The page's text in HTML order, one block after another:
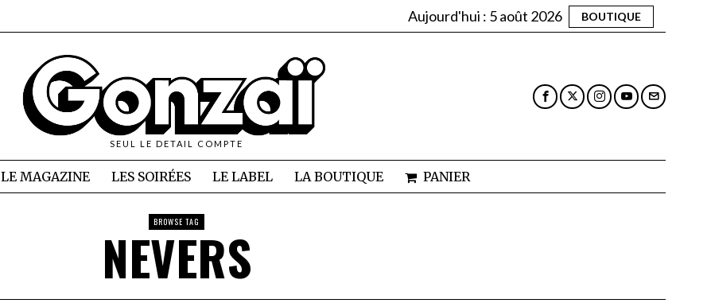
Aujourd'hui : 5 août 2026 BOUTIQUE
SEUL LE DETAIL COMPTE
LE MAGAZINE LES SOIRÉES LE LABEL LA BOUTIQUE PANIER
BROWSE TAG
NEVERS